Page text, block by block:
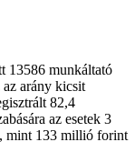
13586 munkáltató
az arány kicsit
82,4
az esetek 3
mint 133 millió forint